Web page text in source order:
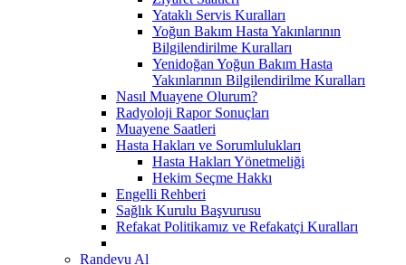
Yataklı Servis Kuralları
Yoğun Bakım Hasta Yakınlarının
Bilgilendirilme Kuralları
Yenidoğan Yoğun Bakım Hasta
Yakınlarının Bilgilendirilme Kuralları
Nasıl Muayene Olurum?
Radyoloji Rapor Sonuçları
Muayene Saatleri
Hasta Hakları ve Sorumlulukları
Hasta Hakları Yönetmeliği
Hekim Seçme Hakkı
Engelli Rehberi
Sağlık Kurulu Başvurusu
Refakat Politikamız ve Refakatçi Kuralları
Randevu Al